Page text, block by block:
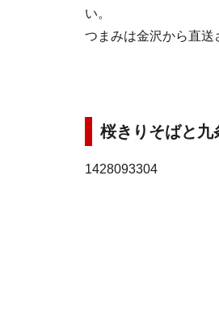
い。
つまみは金沢から直送
桜きりそばと九
1428093304